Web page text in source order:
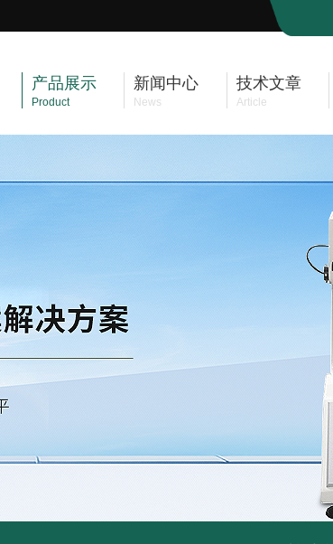
产品展示
Product
新闻中心
News
技术文章
Article